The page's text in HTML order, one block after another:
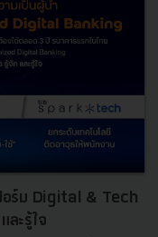
อร์ม Digital & Tech
ละรู้ใจ